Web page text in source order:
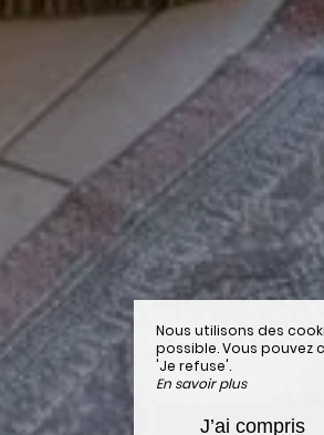
Nous utilisons des
possible. Vous pouvez
'Je refuse'.
En savoir plus
J’ai compris